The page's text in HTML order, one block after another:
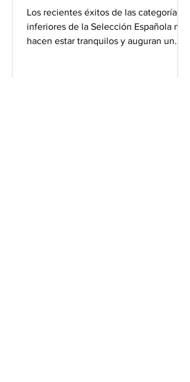
Los recientes éxitos de las categorías
inferiores de la Selección Española nos
hacen estar tranquilos y auguran un